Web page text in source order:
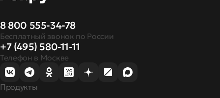
8 800 555-34-78
Бесплатный звонок по России
+7 (495) 580-11-11
Телефон в Москве
Продукты